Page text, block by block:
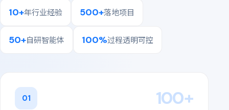
10+年行业经验 500+落地项目
50+自研智能体 100%过程透明可控
01 100+